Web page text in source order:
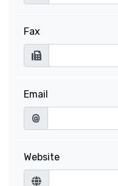
Fax
Email
@
Website